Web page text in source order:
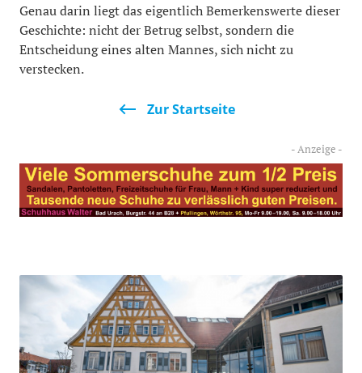
Genau darin liegt das eigentlich Bemerkenswerte dieser
Geschichte: nicht der Betrug selbst, sondern die
Entscheidung eines alten Mannes, sich nicht zu
verstecken.
Zur Startseite